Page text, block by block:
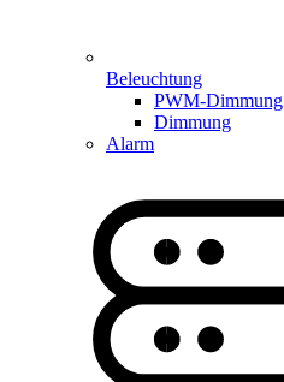
Beleuchtung
PWM-Dimmung
Dimmung
Alarm